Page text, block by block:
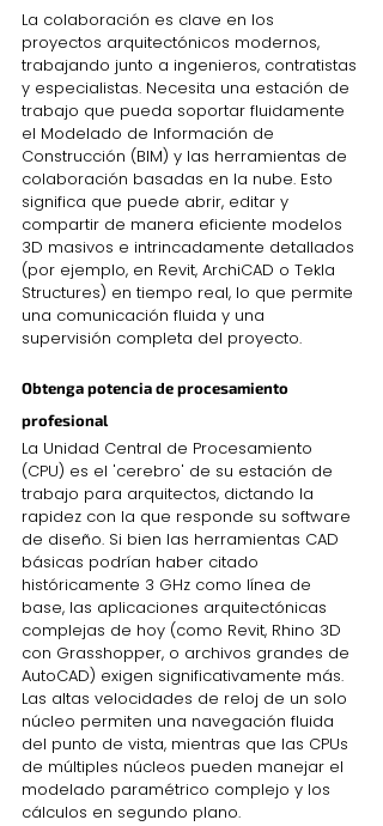
La colaboración es clave en los
proyectos arquitectónicos modernos,
trabajando junto a ingenieros, contratistas
y especialistas. Necesita una estación de
trabajo que pueda soportar fluidamente
el Modelado de Información de
Construcción (BIM) y las herramientas de
colaboración basadas en la nube. Esto
significa que puede abrir, editar y
compartir de manera eficiente modelos
3D masivos e intrincadamente detallados
(por ejemplo, en Revit, ArchiCAD o Tekla
Structures) en tiempo real, lo que permite
una comunicación fluida y una
supervisión completa del proyecto.
Obtenga potencia de procesamiento
profesional
La Unidad Central de Procesamiento
(CPU) es el 'cerebro' de su estación de
trabajo para arquitectos, dictando la
rapidez con la que responde su software
de diseño. Si bien las herramientas CAD
básicas podrían haber citado
históricamente 3 GHz como línea de
base, las aplicaciones arquitectónicas
complejas de hoy (como Revit, Rhino 3D
con Grasshopper, o archivos grandes de
AutoCAD) exigen significativamente más.
Las altas velocidades de reloj de un solo
núcleo permiten una navegación fluida
del punto de vista, mientras que las CPUs
de múltiples núcleos pueden manejar el
modelado paramétrico complejo y los
cálculos en segundo plano.